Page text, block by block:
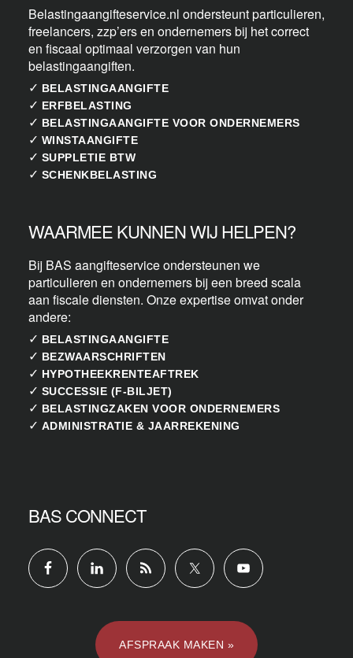
Belastingaangifteservice.nl ondersteunt particulieren,
freelancers, zzp’ers en ondernemers bij het correct
en fiscaal optimaal verzorgen van hun
belastingaangiften.
✓ BELASTINGAANGIFTE
✓ ERFBELASTING
✓ BELASTINGAANGIFTE VOOR ONDERNEMERS
✓ WINSTAANGIFTE
✓ SUPPLETIE BTW
✓ SCHENKBELASTING
WAARMEE KUNNEN WIJ HELPEN?
Bij BAS aangifteservice ondersteunen we
particulieren en ondernemers bij een breed scala
aan fiscale diensten. Onze expertise omvat onder
andere:
✓ BELASTINGAANGIFTE
✓ BEZWAARSCHRIFTEN
✓ HYPOTHEEKRENTEAFTREK
✓ SUCCESSIE (F-BILJET)
✓ BELASTINGZAKEN VOOR ONDERNEMERS
✓ ADMINISTRATIE & JAARREKENING
BAS CONNECT
AFSPRAAK MAKEN »